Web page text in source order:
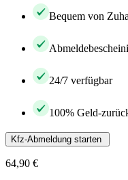
Bequem von
24/7 verfügbar
100% Geld-
Kfz-Abmeldung starten
64,90 €